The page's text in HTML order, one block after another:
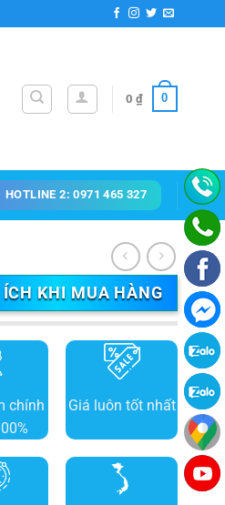
0 ₫ 0
HOTLINE 2: 0971 465 327
KHI MUA HÀNG
chính
Giá luôn tốt nhất